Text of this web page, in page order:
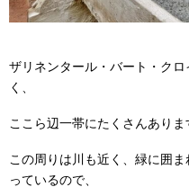
ザリネンタール・バート・ク
く、
ここら辺一帯にたくさんありま
この周りは川も近く、緑に囲
っているので、